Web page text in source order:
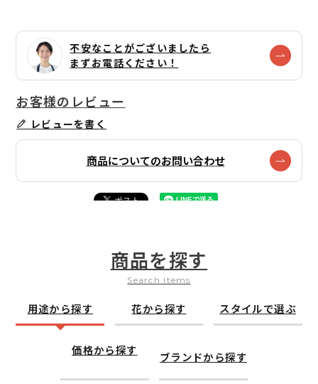
不安なことがございましたら
まずお電話ください！
レビューを書く
商品についてのお問い合わせ
商品を探す
Search Items
用途から探す 花から探す スタイルで選ぶ
価格から探す ブランドから探す